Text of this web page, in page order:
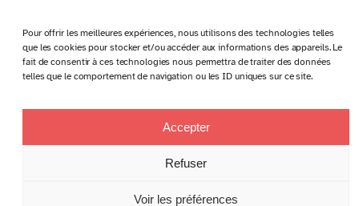
Pour offrir les meilleures expériences, nous utilisons des technologies telles
que les cookies pour stocker et/ou accéder aux informations des appareils. Le
fait de consentir à ces technologies nous permettra de traiter des données
telles que le comportement de navigation ou les ID uniques sur ce site.
Accepter
Refuser
Voir les préférences
Anciens numéros
Politique de confidentialité
Conditions générales de vente